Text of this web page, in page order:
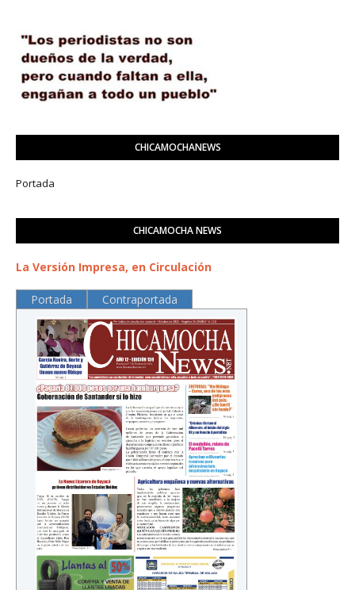
CHICAMOCHANEWS
Portada
CHICAMOCHA NEWS
La Versión Impresa, en Circulación
Portada Contraportada